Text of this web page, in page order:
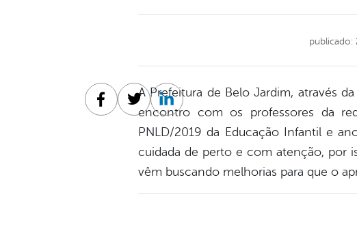
A Prefeitura de Belo Jardim, através
encontro com os professores da
PNLD/2019 da Educação Infantil e
cuidada de perto e com atenção, por
vêm buscando melhorias para que o
Facebook
TwitterLinkedin